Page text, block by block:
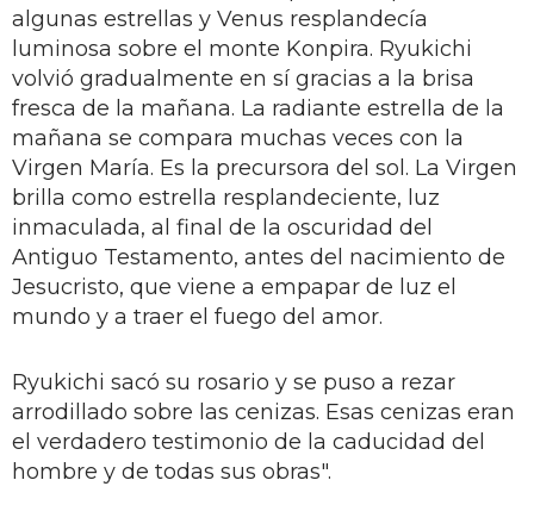
algunas estrellas y Venus resplandecía
luminosa sobre el monte Konpira. Ryukichi
volvió gradualmente en sí gracias a la brisa
fresca de la mañana. La radiante estrella de la
mañana se compara muchas veces con la
Virgen María. Es la precursora del sol. La Virgen
brilla como estrella resplandeciente, luz
inmaculada, al final de la oscuridad del
Antiguo Testamento, antes del nacimiento de
Jesucristo, que viene a empapar de luz el
mundo y a traer el fuego del amor.
Ryukichi sacó su rosario y se puso a rezar
arrodillado sobre las cenizas. Esas cenizas eran
el verdadero testimonio de la caducidad del
hombre y de todas sus obras".